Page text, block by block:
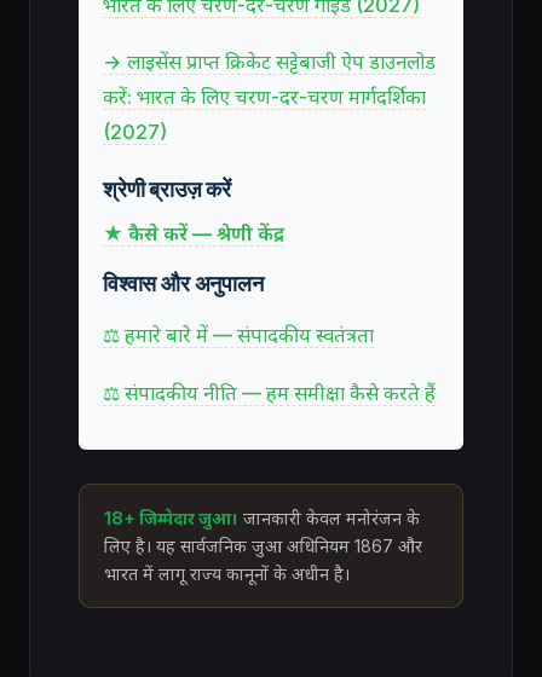
→ लाइसेंस प्राप्त क्रिकेट सट्टेबाजी ऐप डाउनलोड
करें: भारत के लिए चरण-दर-चरण मार्गदर्शिका
(2027)
श्रेणी ब्राउज़ करें
★ कैसे करें — श्रेणी केंद्र
विश्वास और अनुपालन
⚖ हमारे बारे में — संपादकीय स्वतंत्रता
⚖ संपादकीय नीति — हम समीक्षा कैसे करते हैं
18+ जिम्मेदार जुआ। जानकारी केवल मनोरंजन के
लिए है। यह सार्वजनिक जुआ अधिनियम 1867 और
भारत में लागू राज्य कानूनों के अधीन है।